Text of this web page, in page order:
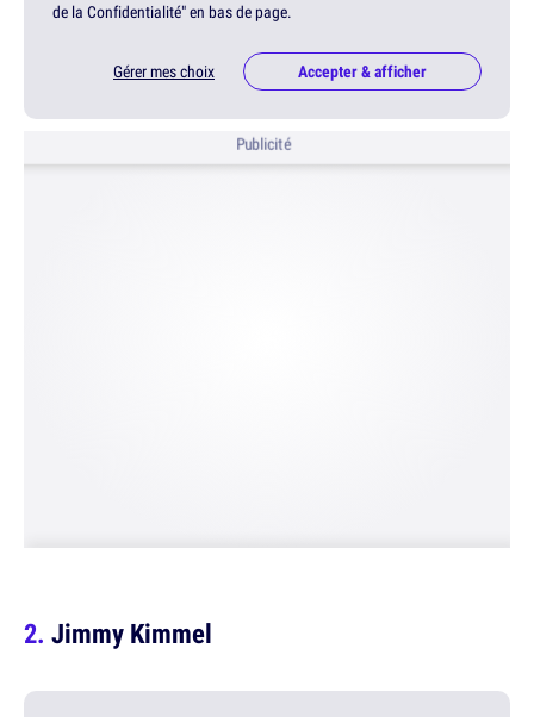
de la Confidentialité" en bas de page.
Gérer mes choix Accepter & afficher
Publicité
Jimmy Kimmel